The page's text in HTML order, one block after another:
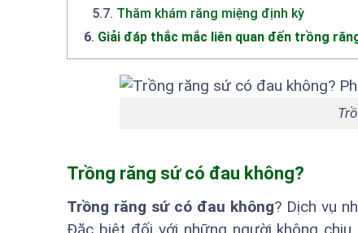
5.7. Thăm khám răng miệng định kỳ
6. Giải đáp thắc mắc liên quan đến trồng
Trồng răng sứ có đau không?
Trồng răng sứ có đau không? Dịch vụ